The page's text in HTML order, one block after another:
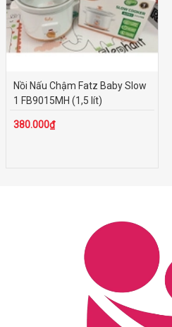
Nồi Nấu Chậm Fatz Baby Slow
1 FB9015MH (1,5 lít)
380.000₫